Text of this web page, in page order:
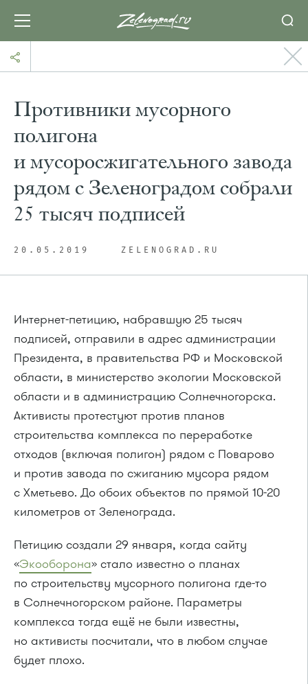
Противники мусорного
полигона
и мусоросжигательного завода
рядом с Зеленоградом собрали
25 тысяч подписей
20.05.2019 ZELENOGRAD.RU
Интернет-петицию, набравшую 25 тысяч
подписей, отправили в адрес администрации
Президента, в правительства РФ и Московской
области, в министерство экологии Московской
области и в администрацию Солнечногорска.
Активисты протестуют против планов
строительства комплекса по переработке
отходов (включая полигон) рядом с Поварово
и против завода по сжиганию мусора рядом
с Хметьево. До обоих объектов по прямой 10-20
километров от Зеленограда.
Петицию создали 29 января, когда сайту
«Экооборона» стало известно о планах
по строительству мусорного полигона где-то
в Солнечногорском районе. Параметры
комплекса тогда ещё не были известны,
но активисты посчитали, что в любом случае
будет плохо.